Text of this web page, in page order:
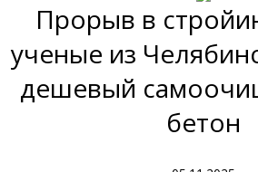
Прорыв в
ученые из
дешевый
бетон